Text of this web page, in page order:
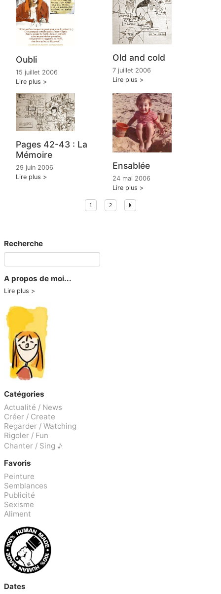
Oubli
15 juillet 2006
Lire plus
Old and cold
7 juillet 2006
Lire plus
Pages 42-43 : La
Mémoire
29 juin 2006
Lire plus
Ensablée
24 mai 2006
Lire plus
1 2
Recherche
A propos de moi...
Lire plus
Catégories
Actualité / News
Créer / Create
Regarder / Watching
Rigoler / Fun
Chanter / Sing ♪
Favoris
Peinture
Semblances
Publicité
Sexisme
Aliment
Dates